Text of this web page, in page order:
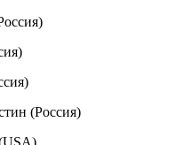
(Россия)